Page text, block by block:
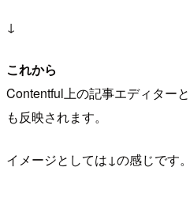
↓
これから
Contentful上の記事エディターと
も反映されます。
イメージとしては↓の感じです。